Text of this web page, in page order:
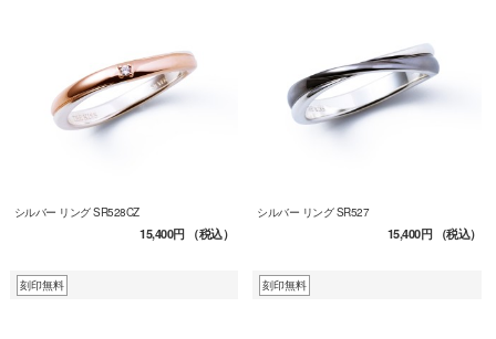
シルバー リング SR528CZ
15,400円（税込）
シルバー リング SR527
15,400円（税込）
刻印無料 刻印無料